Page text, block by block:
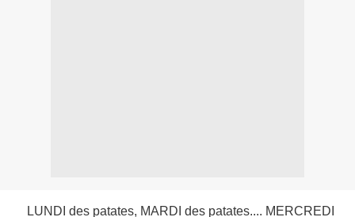
LUNDI des patates, MARDI des patates.... MERCREDI